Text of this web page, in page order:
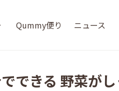
Qummy便り ニュース
できる 野菜が